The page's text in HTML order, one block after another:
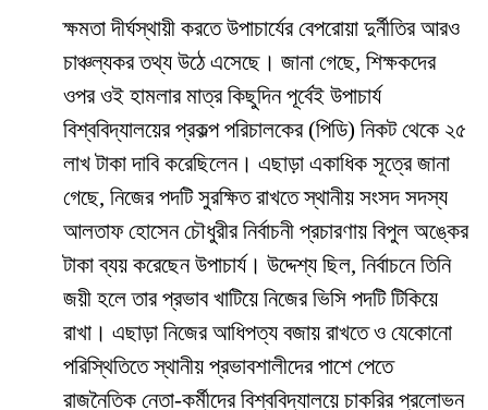
​ক্ষমতা দীর্ঘস্থায়ী করতে উপাচার্যের বেপরোয়া দুর্নীতির আরও
চাঞ্চল্যকর তথ্য উঠে এসেছে। জানা গেছে, শিক্ষকদের
ওপর ওই হামলার মাত্র কিছুদিন পূর্বেই উপাচার্য
বিশ্ববিদ্যালয়ের প্রকল্প পরিচালকের (পিডি) নিকট থেকে ২৫
লাখ টাকা দাবি করেছিলেন। এছাড়া একাধিক সূত্রে জানা
গেছে, নিজের পদটি সুরক্ষিত রাখতে স্থানীয় সংসদ সদস্য
আলতাফ হোসেন চৌধুরীর নির্বাচনী প্রচারণায় বিপুল অঙ্কের
টাকা ব্যয় করেছেন উপাচার্য। উদ্দেশ্য ছিল, নির্বাচনে তিনি
জয়ী হলে তার প্রভাব খাটিয়ে নিজের ভিসি পদটি টিকিয়ে
রাখা। এছাড়া নিজের আধিপত্য বজায় রাখতে ও যেকোনো
পরিস্থিতিতে স্থানীয় প্রভাবশালীদের পাশে পেতে
রাজনৈতিক নেতা-কর্মীদের বিশ্ববিদ্যালয়ে চাকরির প্রলোভন